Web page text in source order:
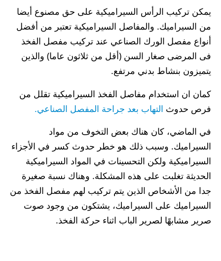
يمكن تركيب الرأس السيراميكية على حق مصنوع أيضا
من السيراميك. والمفاصل السيراميكية تعتبر من أفضل
أنواع مفصل الورك الصناعي عند تركيب مفصل الفخذ
فى المرضى صغار السن (أقل من ثلاثون عاما) والذين
يتميزون بنشاط بدني مرتفع.
كمان ان استخدام مفاصل الفخذ السيراميكية تقلل من
فرص حدوث التهاب بعد جراحة المفصل الصناعي.
في الماضي، كان هناك بعض التخوف من مواد
السيراميك. وسبب ذلك هو خطر حدوث كسر في الأجزاء
السيراميكية ولكن التحسينات في المواد السيراميكية
الحديثة تغلبت على هذه المشكلة. وهناك نسبة صغيرة
جدا من الأشخاص الذين يتم تركيب لهم مفصل الفخذ من
السيراميك على السيراميك، يشتكون من وجود صوت
صرير مشابهًا لصرير الباب اثناء حركة الفخذ.